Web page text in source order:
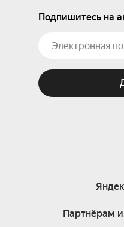
Подпишитесь на
Партнёрам